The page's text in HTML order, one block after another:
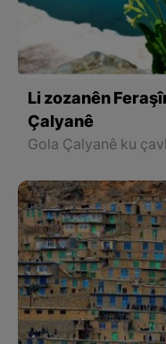
Li zozanên
Çalyanê